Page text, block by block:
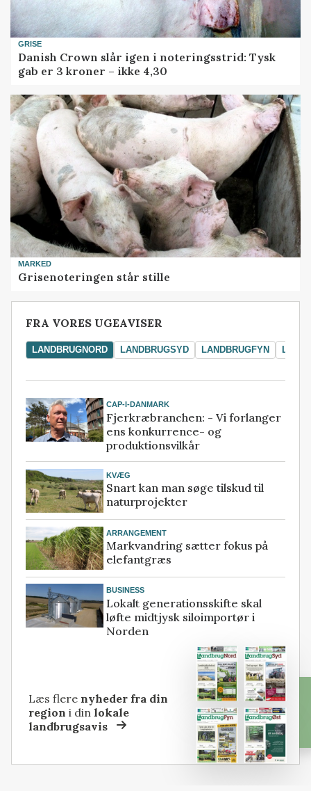
GRISE
Danish Crown slår igen i noteringsstrid: Tysk
gab er 3 kroner – ikke 4,30
MARKED
Grisenoteringen står stille
FRA VORES UGEAVISER
LANDBRUGNORD LANDBRUGSYD LANDBRUGFYN
CAP-I-DANMARK
Fjerkræbranchen: - Vi forlanger
ens konkurrence- og
produktionsvilkår
KVÆG
Snart kan man søge tilskud til
naturprojekter
ARRANGEMENT
Markvandring sætter fokus på
elefantgræs
BUSINESS
Lokalt generationsskifte skal
løfte midtjysk siloimportør i
Norden
Læs flere nyheder fra din
region i dinlokale
landbrugsavis